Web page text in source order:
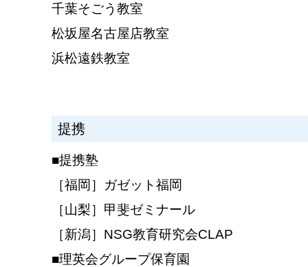
千葉そごう教室
松坂屋名古屋店教室
浜松遠鉄教室
提携
■提携塾
［福岡］ガゼット福岡
［山梨］甲斐ゼミナール
［新潟］NSG教育研究会CLAP
■理英会グループ保育園